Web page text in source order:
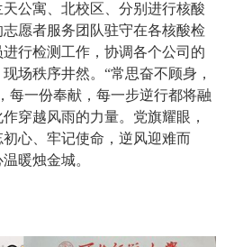
天公寓 北校区
分别进行核酸
愿者服务团队驻守在各核酸检
行检测工作 ， 协调各个公司 的
现场秩序井然。“常思奋不顾身 ，
， 每一份奉献 ， 每一步逆行都将融
作穿越风雨的力量。 党旗耀眼，
心、牢记使命，逆风迎难而
温暖烛金城。